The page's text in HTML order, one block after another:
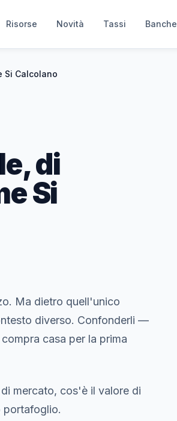
Risorse Novità Tassi Banche
Si Calcolano
di
Si
Ma dietro quell'unico
diverso. Confonderli —
casa per la prima
mercato, cos'è il valore di
portafoglio.